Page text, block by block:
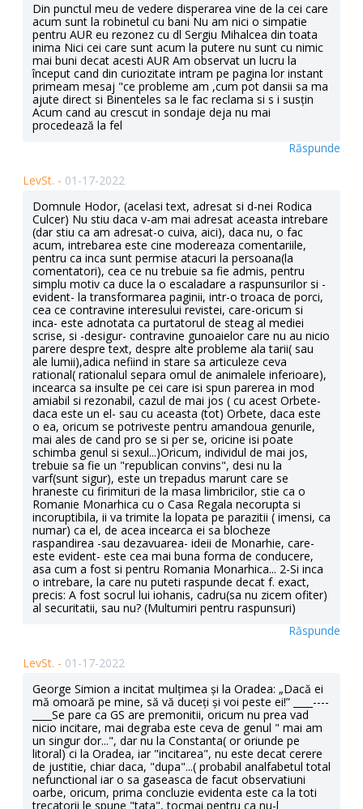
Din punctul meu de vedere disperarea vine de la cei care
acum sunt la robinetul cu bani Nu am nici o simpatie
pentru AUR eu rezonez cu dl Sergiu Mihalcea din toata
inima Nici cei care sunt acum la putere nu sunt cu nimic
mai buni decat acesti AUR Am observat un lucru la
început cand din curiozitate intram pe pagina lor instant
primeam mesaj "ce probleme am ,cum pot dansii sa ma
ajute direct si Binenteles sa le fac reclama si s i susțin
Acum cand au crescut in sondaje deja nu mai
procedează la fel
Răspunde
LevSt. - 01-17-2022
Domnule Hodor, (acelasi text, adresat si d-nei Rodica
Culcer) Nu stiu daca v-am mai adresat aceasta intrebare
(dar stiu ca am adresat-o cuiva, aici), daca nu, o fac
acum, intrebarea este cine modereaza comentariile,
pentru ca inca sunt permise atacuri la persoana(la
comentatori), cea ce nu trebuie sa fie admis, pentru
simplu motiv ca duce la o escaladare a raspunsurilor si -
evident- la transformarea paginii, intr-o troaca de porci,
cea ce contravine interesului revistei, care-oricum si
inca- este adnotata ca purtatorul de steag al mediei
scrise, si -desigur- contravine gunoaielor care nu au nicio
parere despre text, despre alte probleme ala tarii( sau
ale lumii),adica nefiind in stare sa articuleze ceva
rational( rationalul separa omul de animalele inferioare),
incearca sa insulte pe cei care isi spun parerea in mod
amiabil si rezonabil, cazul de mai jos ( cu acest Orbete-
daca este un el- sau cu aceasta (tot) Orbete, daca este
o ea, oricum se potriveste pentru amandoua genurile,
mai ales de cand pro se si per se, oricine isi poate
schimba genul si sexul...)Oricum, individul de mai jos,
trebuie sa fie un "republican convins", desi nu la
varf(sunt sigur), este un trepadus marunt care se
hraneste cu firimituri de la masa limbricilor, stie ca o
Romanie Monarhica cu o Casa Regala necorupta si
incoruptibila, ii va trimite la lopata pe parazitii ( imensi, ca
numar) ca el, de acea incearca ei sa blocheze
raspandirea -sau dezavuarea- ideii de Monarhie, care-
este evident- este cea mai buna forma de conducere,
asa cum a fost si pentru Romania Monarhica... 2-Si inca
o intrebare, la care nu puteti raspunde decat f. exact,
precis: A fost socrul lui iohanis, cadru(sa nu zicem ofiter)
al securitatii, sau nu? (Multumiri pentru raspunsuri)
Răspunde
LevSt. - 01-17-2022
George Simion a incitat mulțimea și la Oradea: „Dacă ei
mă omoară pe mine, să vă duceți și voi peste ei!” ____----
____Se pare ca GS are premonitii, oricum nu prea vad
nicio incitare, mai degraba este ceva de genul " mai am
un singur dor...", dar nu la Constanta( or oriunde pe
litoral) ci la Oradea, iar "incitarea", nu este decat cerere
de justitie, chiar daca, "dupa"...( probabil analfabetul total
nefunctional iar o sa gaseasca de facut observatiuni
oarbe, oricum, prima concluzie evidenta este ca la toti
trecatorii le spune "tata", tocmai pentru ca nu-l